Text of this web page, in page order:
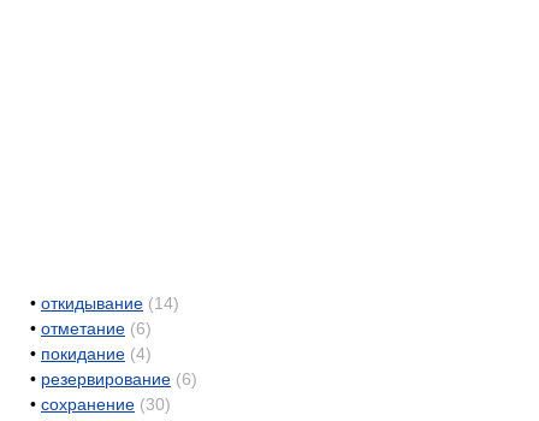
• откидывание (14)
• отметание (6)
• покидание (4)
• резервирование (6)
• сохранение (30)